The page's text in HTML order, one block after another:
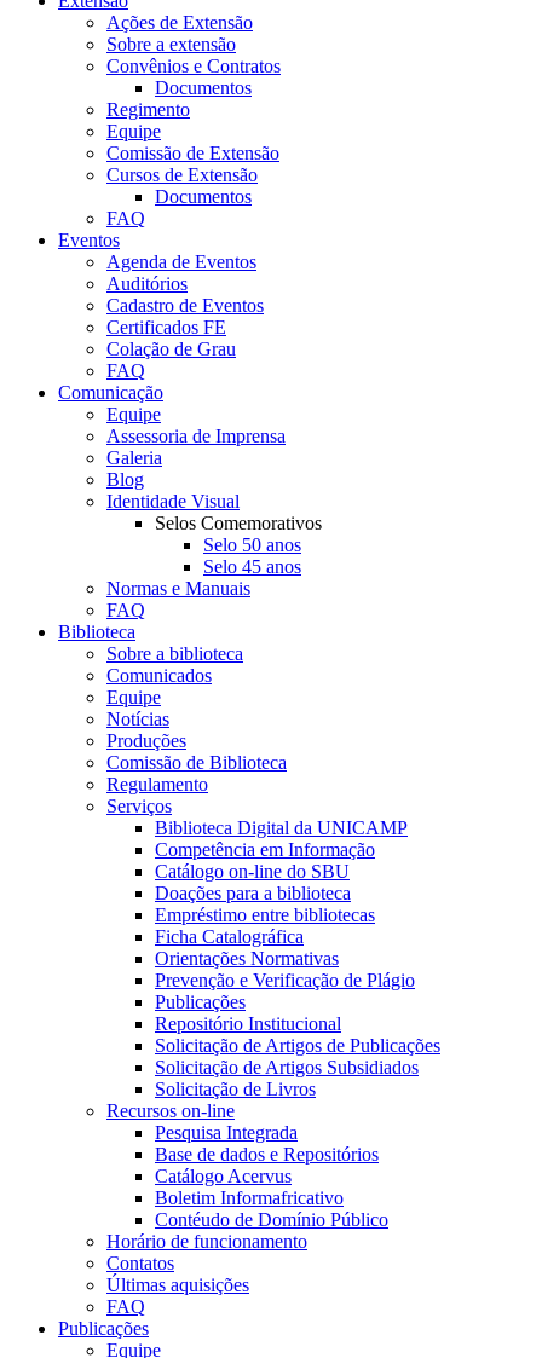
Ações de Extensão
Sobre a extensão
Convênios e Contratos
Documentos
Regimento
Equipe
Comissão de Extensão
Cursos de Extensão
Documentos
FAQ
Eventos
Agenda de Eventos
Auditórios
Cadastro de Eventos
Certificados FE
Colação de Grau
FAQ
Comunicação
Equipe
Assessoria de Imprensa
Galeria
Blog
Identidade Visual
Selos Comemorativos
Selo 50 anos
Selo 45 anos
Normas e Manuais
FAQ
Biblioteca
Sobre a biblioteca
Comunicados
Equipe
Notícias
Produções
Comissão de Biblioteca
Regulamento
Serviços
Biblioteca Digital da UNICAMP
Competência em Informação
Catálogo on-line do SBU
Doações para a biblioteca
Empréstimo entre bibliotecas
Ficha Catalográfica
Orientações Normativas
Prevenção e Verificação de Plágio
Publicações
Repositório Institucional
Solicitação de Artigos de Publicações
Solicitação de Artigos Subsidiados
Solicitação de Livros
Recursos on-line
Pesquisa Integrada
Base de dados e Repositórios
Catálogo Acervus
Boletim Informafricativo
Contéudo de Domínio Público
Horário de funcionamento
Contatos
Últimas aquisições
FAQ
Publicações
Equipe